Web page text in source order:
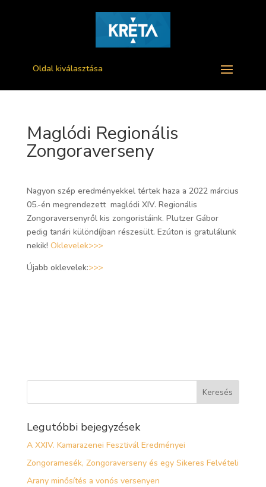
Oldal kiválasztása
Maglódi Regionális
Zongoraverseny
Nagyon szép eredményekkel tértek haza a 2022 március
05.-én megrendezett maglódi XIV. Regionális
Zongoraversenyről kis zongoristáink. Plutzer Gábor
pedig tanári különdíjban részesült. Ezúton is gratulálunk
nekik! Oklevelek>>>
Újabb oklevelek:>>>
Legutóbbi bejegyzések
A XXIV. Kamarazenei Fesztivál Eredményei
Zongoramesék, Zongoraverseny és egy Sikeres Felvételi
Arany minősítés a vonós versenyen